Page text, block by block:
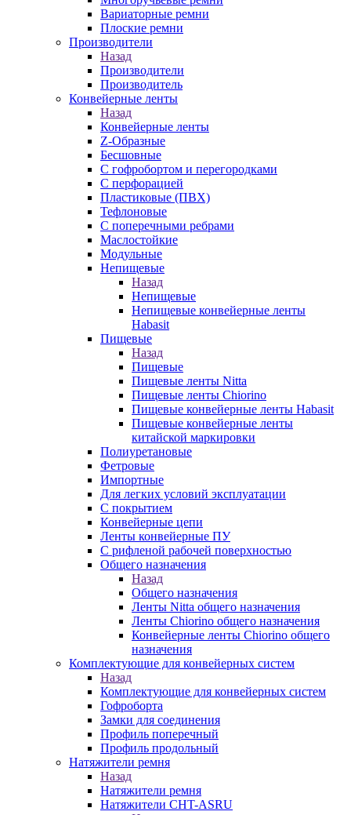
Вариаторные ремни
Плоские ремни
Производители
Назад
Производители
Производитель
Конвейерные ленты
Назад
Конвейерные ленты
Z-Образные
Бесшовные
С гофробортом и перегородками
С перфорацией
Пластиковые (ПВХ)
Тефлоновые
С поперечными ребрами
Маслостойкие
Модульные
Непищевые
Назад
Непищевые
Непищевые конвейерные ленты
Habasit
Пищевые
Назад
Пищевые
Пищевые ленты Nitta
Пищевые ленты Chiorino
Пищевые конвейерные ленты Habasit
Пищевые конвейерные ленты
китайской маркировки
Полиуретановые
Фетровые
Импортные
Для легких условий эксплуатации
С покрытием
Конвейерные цепи
Ленты конвейерные ПУ
С рифленой рабочей поверхностью
Общего назначения
Назад
Общего назначения
Ленты Nitta общего назначения
Ленты Chiorino общего назначения
Конвейерные ленты Chiorino общего
назначения
Комплектующие для конвейерных систем
Назад
Комплектующие для конвейерных систем
Гофроборта
Замки для соединения
Профиль поперечный
Профиль продольный
Натяжители ремня
Назад
Натяжители ремня
Натяжители CHT-ASRU